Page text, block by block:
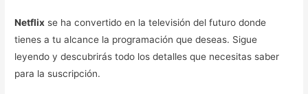
Netflix se ha convertido en la televisión del futuro donde
tienes a tu alcance la programación que deseas. Sigue
leyendo y descubrirás todo los detalles que necesitas saber
para la suscripción.